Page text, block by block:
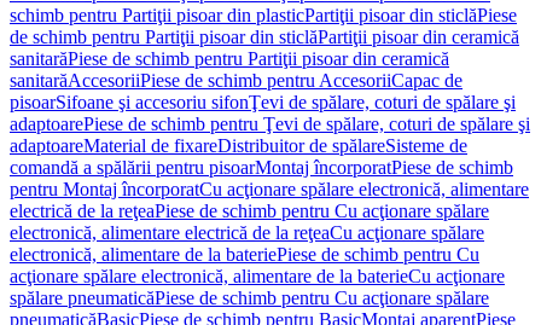
schimb pentru Partiţii pisoar din plasticPartiţii pisoar din sticlăPiese
de schimb pentru Partiţii pisoar din sticlăPartiţii pisoar din ceramică
sanitarăPiese de schimb pentru Partiţii pisoar din ceramică
sanitarăAccesoriiPiese de schimb pentru AccesoriiCapac de
pisoarSifoane şi accesoriu sifonŢevi de spălare, coturi de spălare şi
adaptoarePiese de schimb pentru Ţevi de spălare, coturi de spălare şi
adaptoareMaterial de fixareDistribuitor de spălareSisteme de
comandă a spălării pentru pisoarMontaj încorporatPiese de schimb
pentru Montaj încorporatCu acţionare spălare electronică, alimentare
electrică de la reţeaPiese de schimb pentru Cu acţionare spălare
electronică, alimentare electrică de la reţeaCu acţionare spălare
electronică, alimentare de la bateriePiese de schimb pentru Cu
acţionare spălare electronică, alimentare de la baterieCu acţionare
spălare pneumaticăPiese de schimb pentru Cu acţionare spălare
pneumaticăBasicPiese de schimb pentru BasicMontaj aparentPiese